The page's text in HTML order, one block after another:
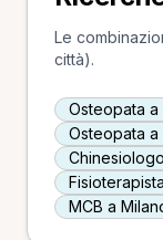
Le
città).
Osteopata a
Osteopata a
MCB a